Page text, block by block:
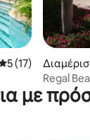
βαθμολογία:
5 (17)
ge Town
Regal
με